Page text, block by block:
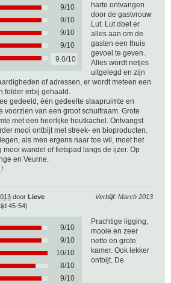
9/10
9/10
9/10
9/10
9.0/10
harte ontvangen
door de gastvrouw
Lut. Lut doet er
alles aan om de
gasten een thuis
gevoel te geven.
Alles wordt netjes
uitgelegd en zijn
of adressen, er wordt meteen een
folder erbij gehaald.
gedeeld, één gedeelte slaapruimte en
voorzien van een groot schuifraam. Grote
met een heerlijke houtkachel. Ontvangst
mooi ontbijt met streek- en bioproducten.
als men ergens naar toe wil, moet het
mooi wandel of fietspad langs de ijzer. Op
en Veurne.
Verblijf: March 2013
door Lieve
45-54)
9/10
9/10
10/10
8/10
9/10
Prachtige ligging,
mooie en zeer
nette en grote
kamer. Ook lekker
ontbijt. De